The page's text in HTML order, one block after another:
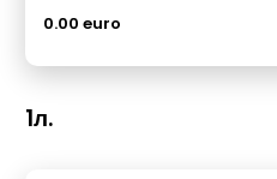
0.00 euro
1л.